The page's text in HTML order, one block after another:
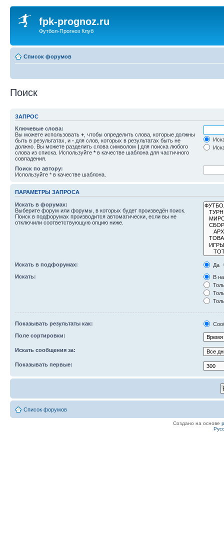
fpk-prognoz.ru
Футбол-Прогноз Клуб
Список форумов
Поиск
ЗАПРОС
Ключевые слова:
Вы можете использовать + , чтобы определить слова, которые должны
быть в результатах, и - для слов, которых в результатах быть не
должно. Вы можете разделить слова символом | для поиска любого
слова из списка. Используйте * в качестве шаблона для частичного
совпадения.
Поиск по автору:
Используйте * в качестве шаблона.
ПАРАМЕТРЫ ЗАПРОСА
Искать в форумах:
Выберите форум или форумы, в которых будет произведён поиск.
Поиск в подфорумах производится автоматически, если вы не
отключили соответствующую опцию ниже.
Искать в подфорумах:
Да
Искать:
В
Показывать результаты как:
Поле сортировки:
Искать сообщения за:
Показывать первые:
Список форумов
Создано на основе